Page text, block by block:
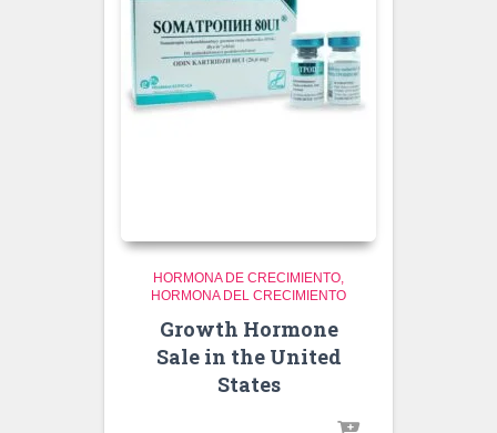
HORMONA DE CRECIMIENTO
HORMONA DEL CRECIMIENTO
Growth Hormone
Sale in the United
States